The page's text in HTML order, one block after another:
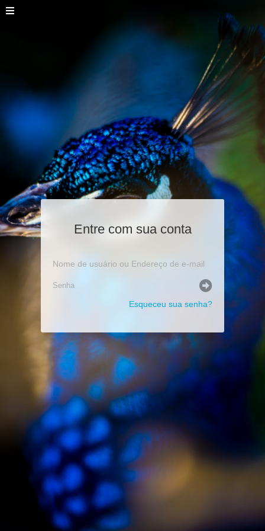
Entre com sua conta
Esqueceu sua senha?